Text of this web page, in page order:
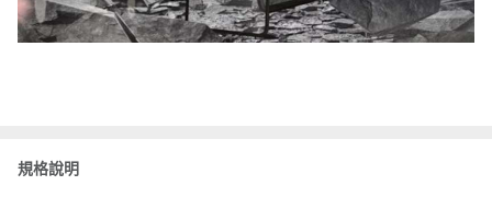
規格說明